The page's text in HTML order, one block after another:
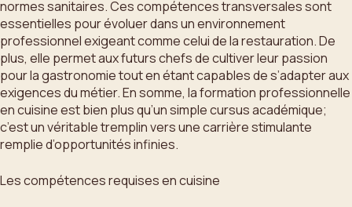
normes sanitaires. Ces compétences transversales sont
essentielles pour évoluer dans un environnement
professionnel exigeant comme celui de la restauration. De
plus, elle permet aux futurs chefs de cultiver leur passion
pour la gastronomie tout en étant capables de s’adapter aux
exigences du métier. En somme, la formation professionnelle
en cuisine est bien plus qu’un simple cursus académique;
c’est un véritable tremplin vers une carrière stimulante
remplie d’opportunités infinies.
Les compétences requises en cuisine